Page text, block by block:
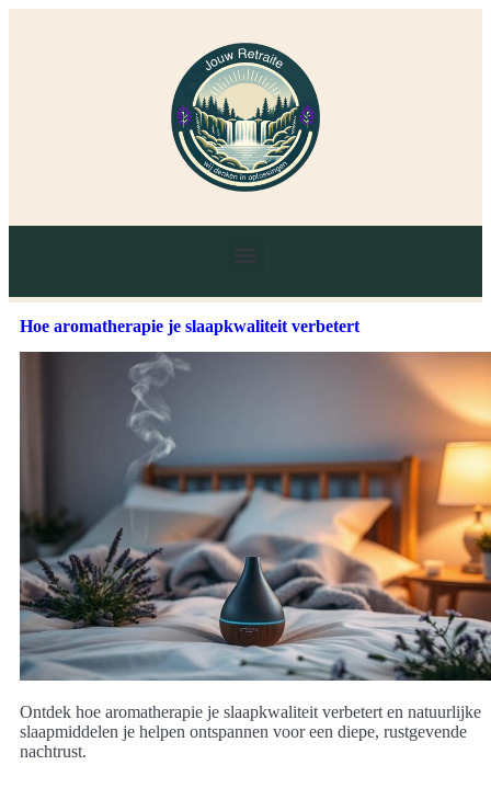
Hoe aromatherapie je slaapkwaliteit verbetert
Ontdek hoe aromatherapie je slaapkwaliteit verbetert en natuurlijke
slaapmiddelen je helpen ontspannen voor een diepe, rustgevende
nachtrust.